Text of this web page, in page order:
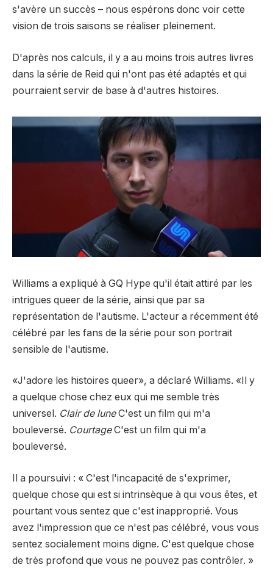
s'avère un succès – nous espérons donc voir cette
vision de trois saisons se réaliser pleinement.
D'après nos calculs, il y a au moins trois autres livres
dans la série de Reid qui n'ont pas été adaptés et qui
pourraient servir de base à d'autres histoires.
Williams a expliqué à GQ Hype qu'il était attiré par les
intrigues queer de la série, ainsi que par sa
représentation de l'autisme. L'acteur a récemment été
célébré par les fans de la série pour son portrait
sensible de l'autisme.
«J'adore les histoires queer», a déclaré Williams. «Il y
a quelque chose chez eux qui me semble très
universel. Clair de luneC'est un film qui m'a
bouleversé. CourtageC'est un film qui m'a
bouleversé.
Il a poursuivi : « C'est l'incapacité de s'exprimer,
quelque chose qui est si intrinsèque à qui vous êtes, et
pourtant vous sentez que c'est inapproprié. Vous
avez l'impression que ce n'est pas célébré, vous vous
sentez socialement moins digne. C'est quelque chose
de très profond que vous ne pouvez pas contrôler. »